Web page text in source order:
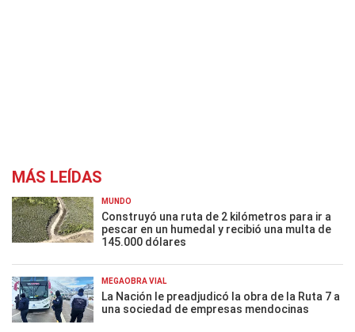
MÁS LEÍDAS
MUNDO
Construyó una ruta de 2 kilómetros para ir a
pescar en un humedal y recibió una multa de
145.000 dólares
MEGAOBRA VIAL
La Nación le preadjudicó la obra de la Ruta 7 a
una sociedad de empresas mendocinas